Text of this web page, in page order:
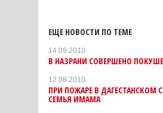
ЕЩЕ НОВОСТИ ПО ТЕМЕ
14.09.2010
В НАЗРАНИ СОВЕРШЕНО
12.08.2010
ПРИ ПОЖАРЕ В ДАГЕСТАНСКОМ
СЕМЬЯ ИМАМА